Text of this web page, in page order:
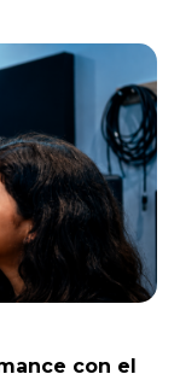
con el